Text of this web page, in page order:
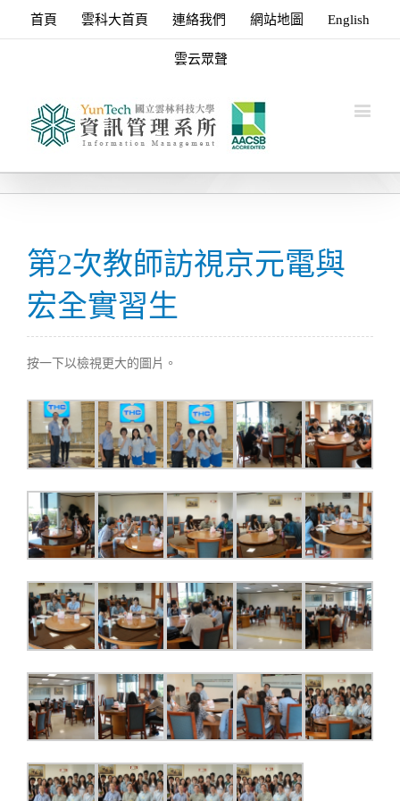
首頁 雲科大首頁 連絡我們 網站地圖 English
雲云眾聲
第2次教師訪視京元電與
宏全實習生
按一下以檢視更大的圖片。